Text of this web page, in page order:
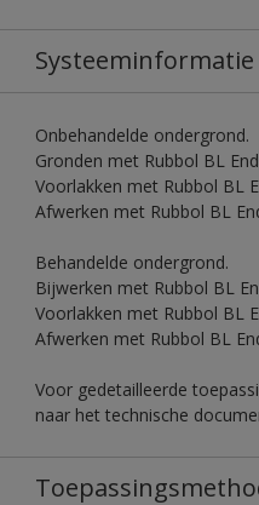
Systeeminformatie
Onbehandelde ondergrond.
Gronden met Rubbol BL
Voorlakken met Rubbol BL
Afwerken met Rubbol BL
Behandelde ondergrond.
Bijwerken met Rubbol BL
Voorlakken met Rubbol BL
Afwerken met Rubbol BL
Voor gedetailleerde
naar het technische